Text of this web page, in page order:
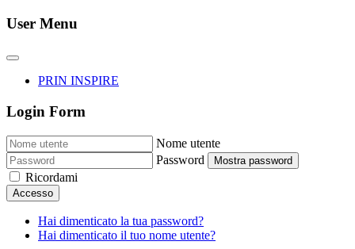
User Menu
PRIN INSPIRE
Login Form
Nome utente
Password
Mostra password
Ricordami
Accesso
Hai dimenticato la tua password?
Hai dimenticato il tuo nome utente?